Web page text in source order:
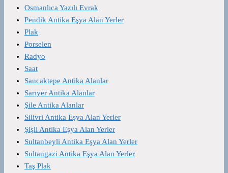
Osmanlıca Yazılı Evrak
Pendik Antika Eşya Alan Yerler
Plak
Porselen
Radyo
Saat
Sancaktepe Antika Alanlar
Sarıyer Antika Alanlar
Şile Antika Alanlar
Silivri Antika Eşya Alan Yerler
Şişli Antika Eşya Alan Yerler
Sultanbeyli Antika Eşya Alan Yerler
Sultangazi Antika Eşya Alan Yerler
Taş Plak